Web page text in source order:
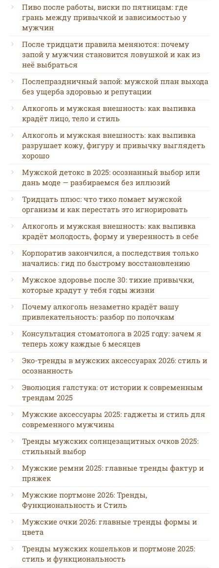
Пиво после работы, виски по пятницам: где
грань между привычкой и зависимостью у
мужчин
После тридцати правила меняются: почему
запой у мужчин становится ловушкой и как из
неё выбраться
Послепраздничный запой: мужской план выхода
без ущерба здоровью и репутации
Алкоголь и мужская внешность: как выпивка
крадёт лицо, тело и стиль
Алкоголь и мужская внешность: как выпивка
разрушает кожу, фигуру и привычку выглядеть
хорошо
Мужской детокс в 2025: осознанный выбор или
дань моде — разбираемся без иллюзий
Тридцать плюс: что тихо ломает мужской
организм и как перестать это игнорировать
Алкоголь и мужская внешность: как выпивка
крадёт молодость, форму и уверенность в себе
Корпоратив закончился, а последствия только
начались: гид по быстрому восстановлению
Мужское здоровье после 30: тихие привычки,
которые крадут у тебя годы жизни
Почему алкоголь незаметно крадёт вашу
привлекательность: разбор по полочкам
Консультация стоматолога в 2025 году: зачем я
теперь хожу каждые 6 месяцев
Эко-тренды в мужских аксессуарах 2026: стиль и
осознанность
Эволюция галстука: от истории к современным
трендам 2025
Мужские аксессуары 2025: гаджеты и стиль для
современного мужчины
Тренды мужских солнцезащитных очков 2025:
стильный выбор
Мужские ремни 2025: главные тренды фактур и
пряжек
Мужские портмоне 2026: Тренды,
Функциональность и Стиль
Мужские очки 2026: главные тренды формы и
цвета
Тренды мужских кошельков и портмоне 2025:
стиль и функциональность